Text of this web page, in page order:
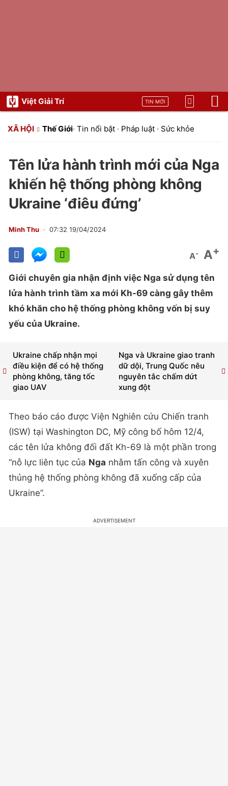
Việt Giải Trí TIN MỚI
XÃ HỘI Thế Giới· Tin nổi bật · Pháp luật · Sức khỏe
Tên lửa hành trình mới của Nga
khiến hệ thống phòng không
Ukraine ‘điêu đứng’
Minh Thu 07:32 19/04/2024
A- A+
Giới chuyên gia nhận định việc Nga sử dụng tên
lửa hành trình tầm xa mới Kh-69 càng gây thêm
khó khăn cho hệ thống phòng không vốn bị suy
yếu của Ukraine.
Nga và Ukraine giao tranh
dữ dội, Trung Quốc nêu
nguyên tắc chấm dứt
xung đột
Ukraine chấp nhận mọi
điều kiện để có hệ thống
phòng không, tăng tốc
giao UAV
Theo báo cáo được Viện Nghiên cứu Chiến tranh
(ISW) tại Washington DC, Mỹ công bố hôm 12/4,
các tên lửa không đối đất Kh-69 là một phần trong
“nỗ lực liên tục của Nga nhằm tấn công và xuyên
thủng hệ thống phòng không đã xuống cấp của
Ukraine”.